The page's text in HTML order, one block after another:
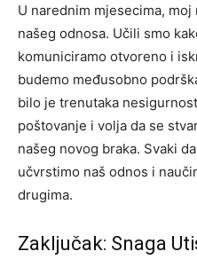
U narednim mjesecima,
našeg odnosa. Učili smo
komuniciramo otvoreno i
budemo međusobno
bilo je trenutaka
poštovanje i volja da se
našeg novog braka. Svaki
učvrstimo naš odnos i
drugima.
Zaključak: Snaga